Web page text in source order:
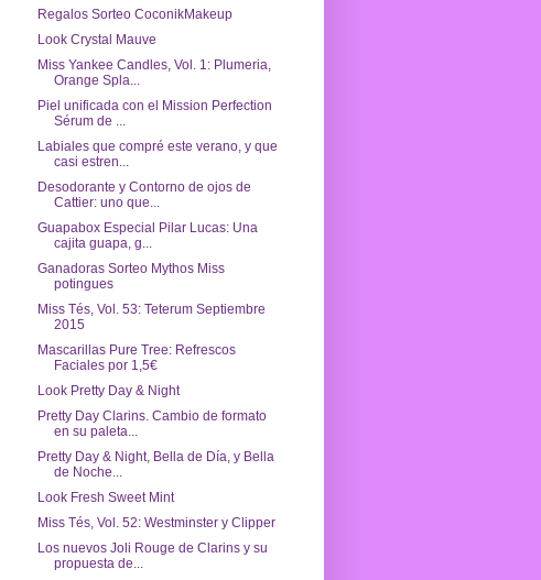
Regalos Sorteo CoconikMakeup
Look Crystal Mauve
Miss Yankee Candles, Vol. 1: Plumeria,
Orange Spla...
Piel unificada con el Mission Perfection
Sérum de ...
Labiales que compré este verano, y que
casi estren...
Desodorante y Contorno de ojos de
Cattier: uno que...
Guapabox Especial Pilar Lucas: Una
cajita guapa, g...
Ganadoras Sorteo Mythos Miss
potingues
Miss Tés, Vol. 53: Teterum Septiembre
2015
Mascarillas Pure Tree: Refrescos
Faciales por 1,5€
Look Pretty Day & Night
Pretty Day Clarins. Cambio de formato
en su paleta...
Pretty Day & Night, Bella de Día, y Bella
de Noche...
Look Fresh Sweet Mint
Miss Tés, Vol. 52: Westminster y Clipper
Los nuevos Joli Rouge de Clarins y su
propuesta de...